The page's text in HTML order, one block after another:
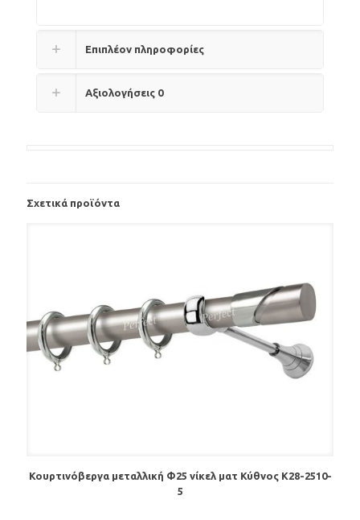
Επιπλέον πληροφορίες
Αξιολογήσεις 0
Σχετικά προϊόντα
Κουρτινόβεργα μεταλλική Φ25 νίκελ ματ Κύθνος Κ28-2510-
5